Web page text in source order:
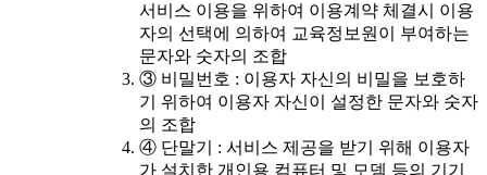
서비스 이용을 위하여 이용계약 체결시 이용
자의 선택에 의하여 교육정보원이 부여하는
문자와 숫자의 조합
③ 비밀번호 : 이용자 자신의 비밀을 보호하
기 위하여 이용자 자신이 설정한 문자와 숫자
의 조합
④ 단말기 : 서비스 제공을 받기 위해 이용자
가 설치한 개인용 컴퓨터 및 모뎀 등의 기기